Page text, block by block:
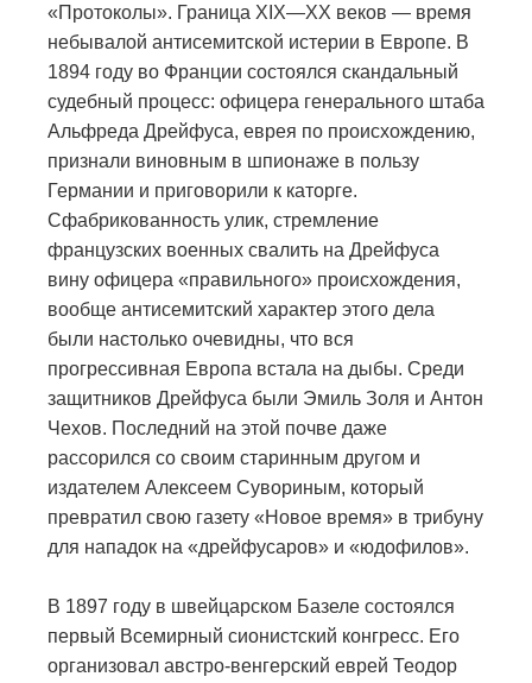
«Протоколы». Граница XIX—XX веков — время
небывалой антисемитской истерии в Европе. В
1894 году во Франции состоялся скандальный
судебный процесс: офицера генерального штаба
Альфреда Дрейфуса, еврея по происхождению,
признали виновным в шпионаже в пользу
Германии и приговорили к каторге.
Сфабрикованность улик, стремление
французских военных свалить на Дрейфуса
вину офицера «правильного» происхождения,
вообще антисемитский характер этого дела
были настолько очевидны, что вся
прогрессивная Европа встала на дыбы. Среди
защитников Дрейфуса были Эмиль Золя и Антон
Чехов. Последний на этой почве даже
рассорился со своим старинным другом и
издателем Алексеем Сувориным, который
превратил свою газету «Новое время» в трибуну
для нападок на «дрейфусаров» и «юдофилов».
В 1897 году в швейцарском Базеле состоялся
первый Всемирный сионистский конгресс. Его
организовал австро-венгерский еврей Теодор